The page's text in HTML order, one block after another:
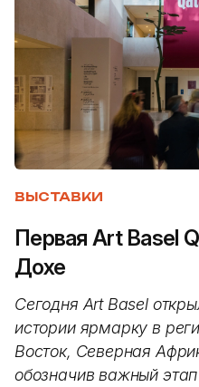
ВЫСТАВКИ
Первая Art Basel
Дохе
Сегодня Art Basel
истории ярмарку в
Восток, Северная
обозначив важный